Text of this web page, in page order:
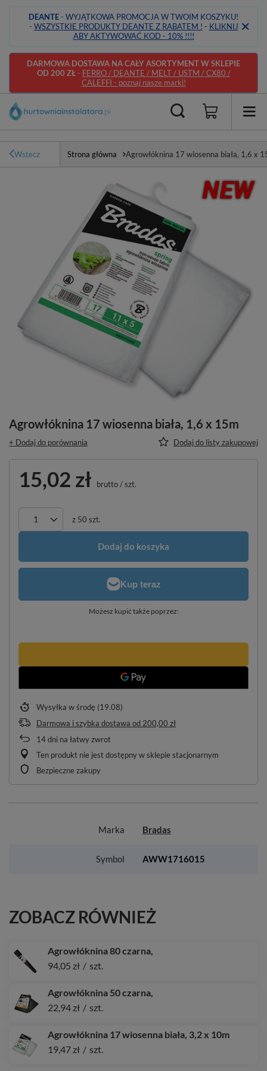
DEANTE- WYJĄTKOWA PROMOCJA W TWOIM KOSZYKU!
- WSZYSTKIE PRODUKTY DEANTE Z RABATEM ! - KLIKNIJ
ABY AKTYWOWAĆ KOD - 10% !!!!
DARMOWA DOSTAWA NA CAŁY ASORTYMENT W SKLEPIE
OD 200 ZŁ- FERRO / DEANTE / MELT / USTM / CX80 /
CALEFFI - poznaj nasze marki!
Wstecz Strona główna Agrowłóknina 17 wiosenna biała, 1,6 x
Agrowłóknina 17 wiosenna biała, 1,6 x 15m
+ Dodaj do porównania Dodaj do listy zakupowej
15,02 zł brutto/szt.
z 50 szt.
Dodaj do koszyka
Możesz kupić także poprzez:
Wysyłka w środę (19.08)
Darmowa i szybka dostawa od 200,00 zł
14dni na łatwy zwrot
Ten produkt nie jest dostępny w sklepie stacjonarnym
Bezpieczne zakupy
Marka Bradas
Symbol AWW1716015
ZOBACZ RÓWNIEŻ
Agrowłóknina 80 czarna,
94,05 zł / szt.
Agrowłóknina 50 czarna,
22,94 zł / szt.
Agrowłóknina 17 wiosenna biała, 3,2 x 10m
19,47 zł / szt.